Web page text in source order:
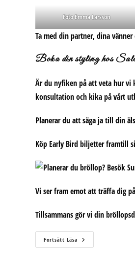
Foto Emma Larsson
Ta med din partner, dina
Boka din styling hos
Är du nyfiken på att veta hur vi
konsultation och kika på vårt
Planerar du att säga ja till din
Köp Early Bird biljetterframtill
Vi ser fram emot att träffa dig
Tillsammans gör vi din
Fortsätt Läsa Planerar
Du